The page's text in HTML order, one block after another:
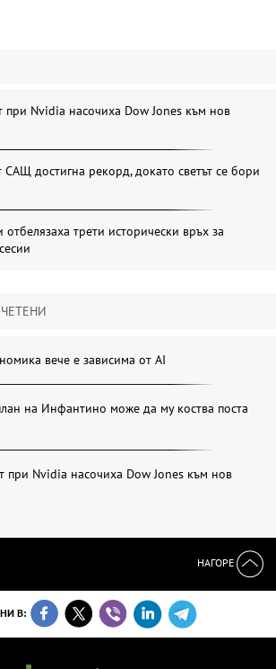
при Nvidia насочиха Dow Jones към нов
САЩ достигна рекорд, докато светът се бори
трети исторически връх за
вече е зависима от АІ
на Инфантино може да му коства поста
при Nvidia насочиха Dow Jones към нов
НАГОРЕ
В: